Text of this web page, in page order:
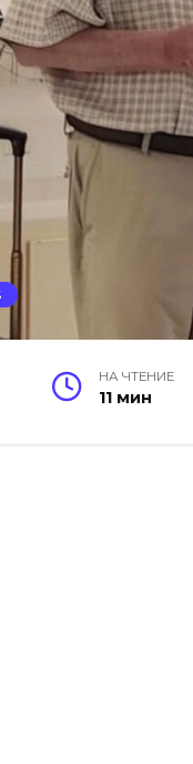
НА ЧТЕНИЕ
11 мин